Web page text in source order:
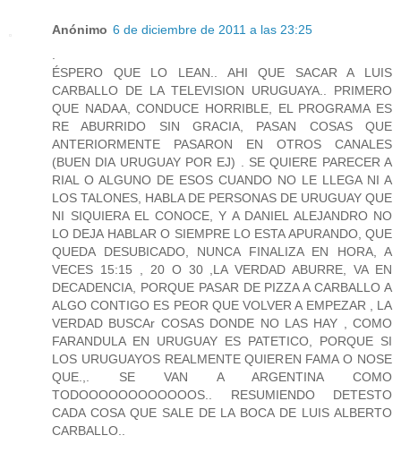
Anónimo 6 de diciembre de 2011 a las 23:25
ÉSPERO QUE LO LEAN.. AHI QUE SACAR A LUIS
CARBALLO DE LA TELEVISION URUGUAYA.. PRIMERO
QUE NADAA, CONDUCE HORRIBLE, EL PROGRAMA ES
RE ABURRIDO SIN GRACIA, PASAN COSAS QUE
ANTERIORMENTE PASARON EN OTROS CANALES
(BUEN DIA URUGUAY POR EJ) . SE QUIERE PARECER A
RIAL O ALGUNO DE ESOS CUANDO NO LE LLEGA NI A
LOS TALONES, HABLA DE PERSONAS DE URUGUAY QUE
NI SIQUIERA EL CONOCE, Y A DANIEL ALEJANDRO NO
LO DEJA HABLAR O SIEMPRE LO ESTA APURANDO, QUE
QUEDA DESUBICADO, NUNCA FINALIZA EN HORA, A
VECES 15:15 , 20 O 30 ,LA VERDAD ABURRE, VA EN
DECADENCIA, PORQUE PASAR DE PIZZA A CARBALLO A
ALGO CONTIGO ES PEOR QUE VOLVER A EMPEZAR , LA
VERDAD BUSCAr COSAS DONDE NO LAS HAY , COMO
FARANDULA EN URUGUAY ES PATETICO, PORQUE SI
LOS URUGUAYOS REALMENTE QUIEREN FAMA O NOSE
QUE.,. SE VAN A ARGENTINA COMO
TODOOOOOOOOOOOOS.. RESUMIENDO DETESTO
CADA COSA QUE SALE DE LA BOCA DE LUIS ALBERTO
CARBALLO..